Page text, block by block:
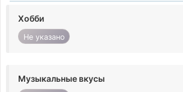
Хобби
Не указано
Музыкальные вкусы